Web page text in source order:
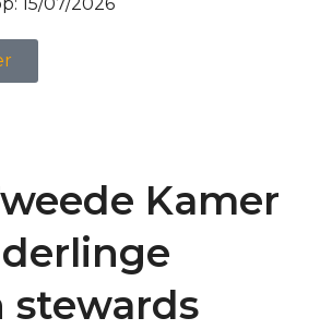
Kamer
stewards